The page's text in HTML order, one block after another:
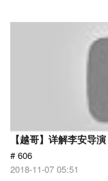
【越哥】详解李安导
# 606
2018-11-07 05:51